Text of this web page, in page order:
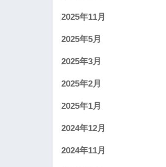
2025年11月
2025年5月
2025年3月
2025年2月
2025年1月
2024年12月
2024年11月